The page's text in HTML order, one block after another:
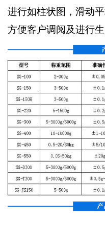
进行如柱状图，滑动
方便客户调阅及进行